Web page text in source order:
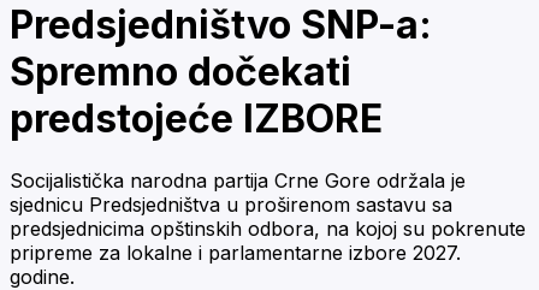
Predsjedništvo SNP-a:
Spremno dočekati
predstojeće IZBORE
Socijalistička narodna partija Crne Gore održala je
sjednicu Predsjedništva u proširenom sastavu sa
predsjednicima opštinskih odbora, na kojoj su pokrenute
pripreme za lokalne i parlamentarne izbore 2027.
godine.